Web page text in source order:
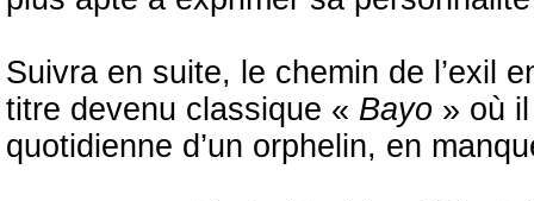
Suivra en suite, le chemin de l’exil
titre devenu classique « Bayo » où
quotidienne d’un orphelin, en